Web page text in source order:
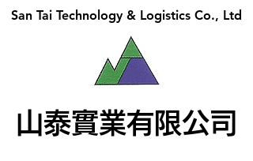
San Tai Technology & Logistics Co., Ltd
San Tai Technology & Logistics Co., Ltd
山泰實業有限公司
山泰實業有限公司